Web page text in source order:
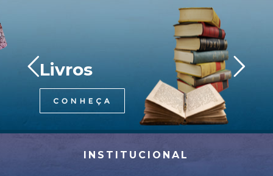
Livros
INSTITUCIONAL